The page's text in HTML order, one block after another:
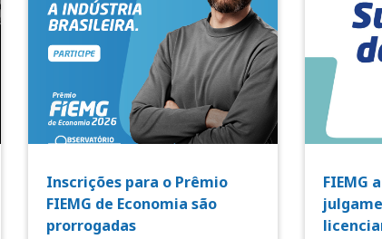
Inscrições para o Prêmio
FIEMG de Economia são
prorrogadas
FIEMG